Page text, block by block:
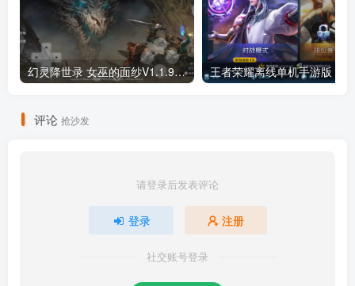
幻灵降世录 女巫的面纱V1.1.9+1DLC
评论 抢沙发
请登录后发表评论
登录 注册
社交账号登录